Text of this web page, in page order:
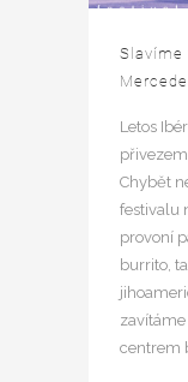
Slavíme
Letos
Chybět
festivalu
provoní
burrito,
centrem